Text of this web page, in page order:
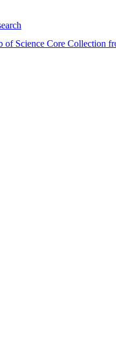
Science Core Collection